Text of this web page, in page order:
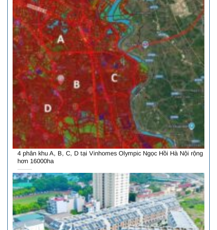
4 phân khu A, B, C, D tại Vinhomes Olympic Ngọc Hồi Hà Nội rộng
hơn 16000ha